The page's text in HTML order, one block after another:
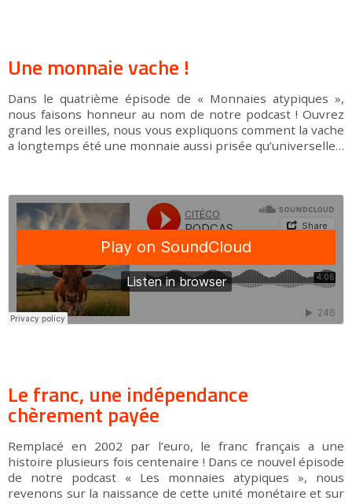
Une monnaie vache !
Dans le quatrième épisode de « Monnaies atypiques »,
nous faisons honneur au nom de notre podcast ! Ouvrez
grand les oreilles, nous vous expliquons comment la vache
a longtemps été une monnaie aussi prisée qu’universelle…
Le franc, une indépendance
chèrement payée
Remplacé en 2002 par l’euro, le franc français a une
histoire plusieurs fois centenaire ! Dans ce nouvel épisode
de notre podcast « Les monnaies atypiques », nous
revenons sur la naissance de cette unité monétaire et sur